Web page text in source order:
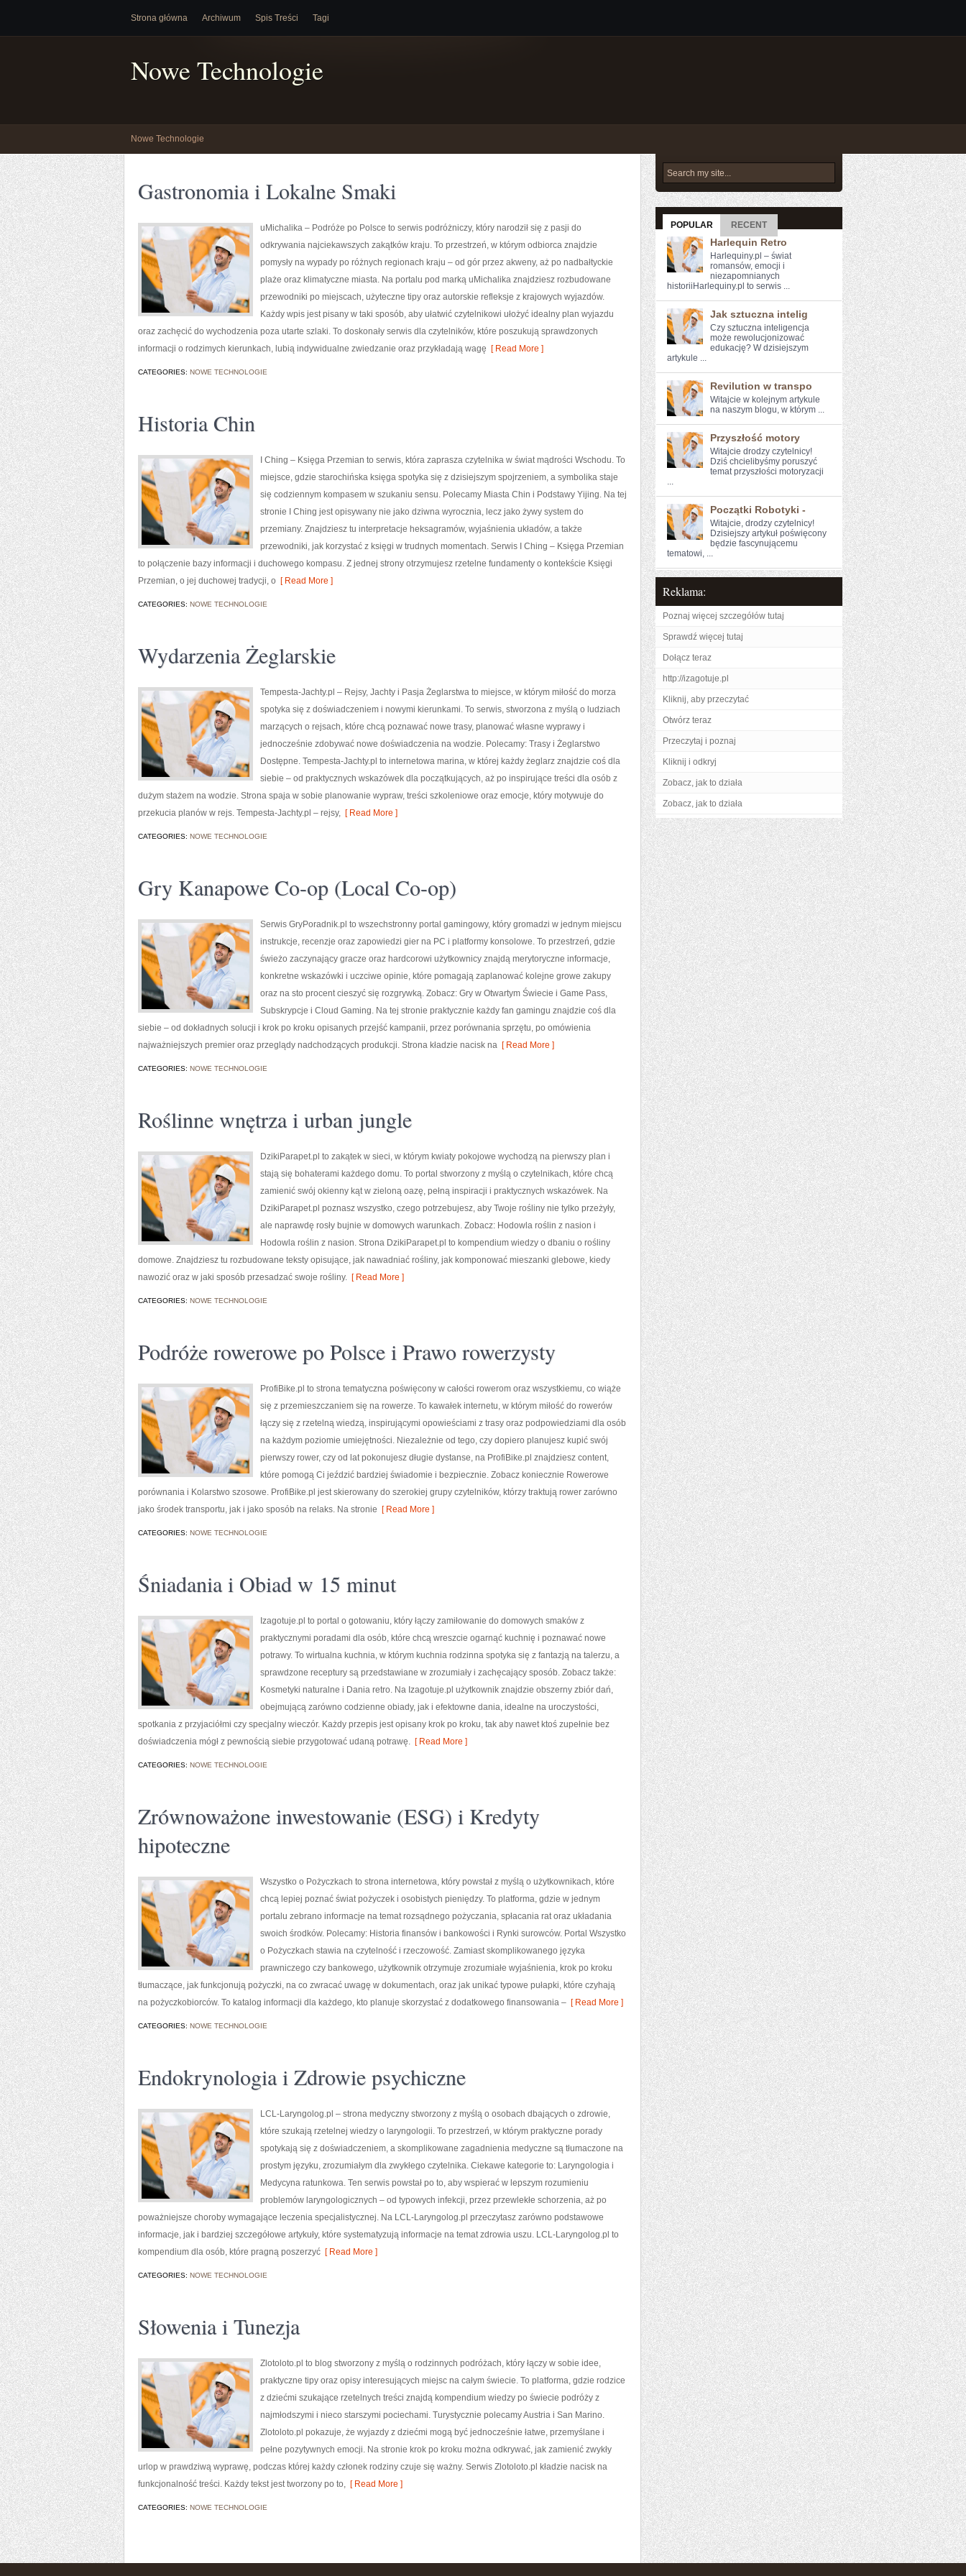
Strona główna Archiwum Spis Treści Tagi
Nowe Technologie
Nowe Technologie
Gastronomia i Lokalne Smaki
uMichalika – Podróże po Polsce to serwis podróżniczy, który narodził się z pasji do
odkrywania najciekawszych zakątków kraju. To przestrzeń, w którym odbiorca znajdzie
pomysły na wypady po różnych regionach kraju – od gór przez akweny, aż po nadbałtyckie
plaże oraz klimatyczne miasta. Na portalu pod marką uMichalika znajdziesz rozbudowane
przewodniki po miejscach, użyteczne tipy oraz autorskie refleksje z krajowych wyjazdów.
Każdy wpis jest pisany w taki sposób, aby ułatwić czytelnikowi ułożyć idealny plan wyjazdu
oraz zachęcić do wychodzenia poza utarte szlaki. To doskonały serwis dla czytelników, które poszukują sprawdzonych
informacji o rodzimych kierunkach, lubią indywidualne zwiedzanie oraz przykładają wagę [ Read More ]
CATEGORIES: NOWE TECHNOLOGIE
Historia Chin
I Ching – Księga Przemian to serwis, która zaprasza czytelnika w świat mądrości Wschodu. To
miejsce, gdzie starochińska księga spotyka się z dzisiejszym spojrzeniem, a symbolika staje
się codziennym kompasem w szukaniu sensu. Polecamy Miasta Chin i Podstawy Yijing. Na tej
stronie I Ching jest opisywany nie jako dziwna wyrocznia, lecz jako żywy system do
przemiany. Znajdziesz tu interpretacje heksagramów, wyjaśnienia układów, a także
przewodniki, jak korzystać z księgi w trudnych momentach. Serwis I Ching – Księga Przemian
to połączenie bazy informacji i duchowego kompasu. Z jednej strony otrzymujesz rzetelne fundamenty o kontekście Księgi
Przemian, o jej duchowej tradycji, o [ Read More ]
CATEGORIES: NOWE TECHNOLOGIE
Wydarzenia Żeglarskie
Tempesta-Jachty.pl – Rejsy, Jachty i Pasja Żeglarstwa to miejsce, w którym miłość do morza
spotyka się z doświadczeniem i nowymi kierunkami. To serwis, stworzona z myślą o ludziach
marzących o rejsach, które chcą poznawać nowe trasy, planować własne wyprawy i
jednocześnie zdobywać nowe doświadczenia na wodzie. Polecamy: Trasy i Żeglarstwo
Dostępne. Tempesta-Jachty.pl to internetowa marina, w której każdy żeglarz znajdzie coś dla
siebie – od praktycznych wskazówek dla początkujących, aż po inspirujące treści dla osób z
dużym stażem na wodzie. Strona spaja w sobie planowanie wypraw, treści szkoleniowe oraz emocje, który motywuje do
przekucia planów w rejs. Tempesta-Jachty.pl – rejsy, [ Read More ]
CATEGORIES: NOWE TECHNOLOGIE
Gry Kanapowe Co-op (Local Co-op)
Serwis GryPoradnik.pl to wszechstronny portal gamingowy, który gromadzi w jednym miejscu
instrukcje, recenzje oraz zapowiedzi gier na PC i platformy konsolowe. To przestrzeń, gdzie
świeżo zaczynający gracze oraz hardcorowi użytkownicy znajdą merytoryczne informacje,
konkretne wskazówki i uczciwe opinie, które pomagają zaplanować kolejne growe zakupy
oraz na sto procent cieszyć się rozgrywką. Zobacz: Gry w Otwartym Świecie i Game Pass,
Subskrypcje i Cloud Gaming. Na tej stronie praktycznie każdy fan gamingu znajdzie coś dla
siebie – od dokładnych solucji i krok po kroku opisanych przejść kampanii, przez porównania sprzętu, po omówienia
najważniejszych premier oraz przeglądy nadchodzących produkcji. Strona kładzie nacisk na [ Read More ]
CATEGORIES: NOWE TECHNOLOGIE
Roślinne wnętrza i urban jungle
DzikiParapet.pl to zakątek w sieci, w którym kwiaty pokojowe wychodzą na pierwszy plan i
stają się bohaterami każdego domu. To portal stworzony z myślą o czytelnikach, które chcą
zamienić swój okienny kąt w zieloną oazę, pełną inspiracji i praktycznych wskazówek. Na
DzikiParapet.pl poznasz wszystko, czego potrzebujesz, aby Twoje rośliny nie tylko przeżyły,
ale naprawdę rosły bujnie w domowych warunkach. Zobacz: Hodowla roślin z nasion i
Hodowla roślin z nasion. Strona DzikiParapet.pl to kompendium wiedzy o dbaniu o rośliny
domowe. Znajdziesz tu rozbudowane teksty opisujące, jak nawadniać rośliny, jak komponować mieszanki glebowe, kiedy
nawozić oraz w jaki sposób przesadzać swoje rośliny. [ Read More ]
CATEGORIES: NOWE TECHNOLOGIE
Podróże rowerowe po Polsce i Prawo rowerzysty
ProfiBike.pl to strona tematyczna poświęcony w całości rowerom oraz wszystkiemu, co wiąże
się z przemieszczaniem się na rowerze. To kawałek internetu, w którym miłość do rowerów
łączy się z rzetelną wiedzą, inspirującymi opowieściami z trasy oraz podpowiedziami dla osób
na każdym poziomie umiejętności. Niezależnie od tego, czy dopiero planujesz kupić swój
pierwszy rower, czy od lat pokonujesz długie dystanse, na ProfiBike.pl znajdziesz content,
które pomogą Ci jeździć bardziej świadomie i bezpiecznie. Zobacz koniecznie Rowerowe
porównania i Kolarstwo szosowe. ProfiBike.pl jest skierowany do szerokiej grupy czytelników, którzy traktują rower zarówno
jako środek transportu, jak i jako sposób na relaks. Na stronie [ Read More ]
CATEGORIES: NOWE TECHNOLOGIE
Śniadania i Obiad w 15 minut
Izagotuje.pl to portal o gotowaniu, który łączy zamiłowanie do domowych smaków z
praktycznymi poradami dla osób, które chcą wreszcie ogarnąć kuchnię i poznawać nowe
potrawy. To wirtualna kuchnia, w którym kuchnia rodzinna spotyka się z fantazją na talerzu, a
sprawdzone receptury są przedstawiane w zrozumiały i zachęcający sposób. Zobacz także:
Kosmetyki naturalne i Dania retro. Na Izagotuje.pl użytkownik znajdzie obszerny zbiór dań,
obejmującą zarówno codzienne obiady, jak i efektowne dania, idealne na uroczystości,
spotkania z przyjaciółmi czy specjalny wieczór. Każdy przepis jest opisany krok po kroku, tak aby nawet ktoś zupełnie bez
doświadczenia mógł z pewnością siebie przygotować udaną potrawę. [ Read More ]
CATEGORIES: NOWE TECHNOLOGIE
Zrównoważone inwestowanie (ESG) i Kredyty
hipoteczne
Wszystko o Pożyczkach to strona internetowa, który powstał z myślą o użytkownikach, które
chcą lepiej poznać świat pożyczek i osobistych pieniędzy. To platforma, gdzie w jednym
portalu zebrano informacje na temat rozsądnego pożyczania, spłacania rat oraz układania
swoich środków. Polecamy: Historia finansów i bankowości i Rynki surowców. Portal Wszystko
o Pożyczkach stawia na czytelność i rzeczowość. Zamiast skomplikowanego języka
prawniczego czy bankowego, użytkownik otrzymuje zrozumiałe wyjaśnienia, krok po kroku
tłumaczące, jak funkcjonują pożyczki, na co zwracać uwagę w dokumentach, oraz jak unikać typowe pułapki, które czyhają
na pożyczkobiorców. To katalog informacji dla każdego, kto planuje skorzystać z dodatkowego finansowania – [ Read More ]
CATEGORIES: NOWE TECHNOLOGIE
Endokrynologia i Zdrowie psychiczne
LCL-Laryngolog.pl – strona medyczny stworzony z myślą o osobach dbających o zdrowie,
które szukają rzetelnej wiedzy o laryngologii. To przestrzeń, w którym praktyczne porady
spotykają się z doświadczeniem, a skomplikowane zagadnienia medyczne są tłumaczone na
prostym języku, zrozumiałym dla zwykłego czytelnika. Ciekawe kategorie to: Laryngologia i
Medycyna ratunkowa. Ten serwis powstał po to, aby wspierać w lepszym rozumieniu
problemów laryngologicznych – od typowych infekcji, przez przewlekłe schorzenia, aż po
poważniejsze choroby wymagające leczenia specjalistycznej. Na LCL-Laryngolog.pl przeczytasz zarówno podstawowe
informacje, jak i bardziej szczegółowe artykuły, które systematyzują informacje na temat zdrowia uszu. LCL-Laryngolog.pl to
kompendium dla osób, które pragną poszerzyć [ Read More ]
CATEGORIES: NOWE TECHNOLOGIE
Słowenia i Tunezja
Zlotoloto.pl to blog stworzony z myślą o rodzinnych podróżach, który łączy w sobie idee,
praktyczne tipy oraz opisy interesujących miejsc na całym świecie. To platforma, gdzie rodzice
z dziećmi szukające rzetelnych treści znajdą kompendium wiedzy po świecie podróży z
najmłodszymi i nieco starszymi pociechami. Turystycznie polecamy Austria i San Marino.
Zlotoloto.pl pokazuje, że wyjazdy z dziećmi mogą być jednocześnie łatwe, przemyślane i
pełne pozytywnych emocji. Na stronie krok po kroku można odkrywać, jak zamienić zwykły
urlop w prawdziwą wyprawę, podczas której każdy członek rodziny czuje się ważny. Serwis Zlotoloto.pl kładzie nacisk na
funkcjonalność treści. Każdy tekst jest tworzony po to, [ Read More ]
CATEGORIES: NOWE TECHNOLOGIE
POPULAR RECENT
Harlequin Retro
Harlequiny.pl – świat
romansów, emocji i
niezapomnianych
historiiHarlequiny.pl to serwis ...
Jak sztuczna intelig
Czy sztuczna ‍inteligencja
może rewolucjonizować
edukację? W dzisiejszym
artykule‌ ...
Revilution w transpo
Witajcie w kolejnym artykule
na naszym blogu, w którym ...
Przyszłość motory
Witajcie drodzy czytelnicy!
Dziś chcielibyśmy poruszyć
‍temat przyszłości motoryzacji
...
Początki Robotyki -
Witajcie, drodzy ‌czytelnicy!
Dzisiejszy artykuł poświęcony
będzie fascynującemu
tematowi, ...
Reklama:
Poznaj więcej szczegółów tutaj
Sprawdź więcej tutaj
Dołącz teraz
http://izagotuje.pl
Kliknij, aby przeczytać
Otwórz teraz
Przeczytaj i poznaj
Kliknij i odkryj
Zobacz, jak to działa
Zobacz, jak to działa